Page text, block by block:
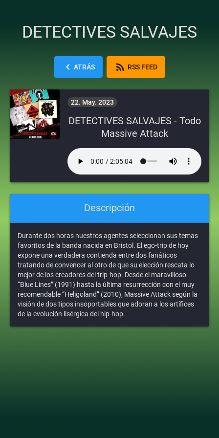
DETECTIVES SALVAJES
chevron_left ATRÁS rss_feed RSS FEED
22. May. 2023
DETECTIVES SALVAJES - Todo
Massive Attack
Descripción
Durante dos horas nuestros agentes seleccionan sus temas
favoritos de la banda nacida en Bristol. El ego-trip de hoy
expone una verdadera contienda entre dos fanáticos
tratando de convencer al otro de que su elección rescata lo
mejor de los creadores del trip-hop. Desde el maravilloso
“Blue Lines” (1991) hasta la última resurrección con el muy
recomendable “Heligoland” (2010), Massive Attack según la
visión de dos tipos insoportables que adoran a los artífices
de la evolución lisérgica del hip-hop.